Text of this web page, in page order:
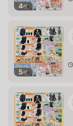
4枚
5枚